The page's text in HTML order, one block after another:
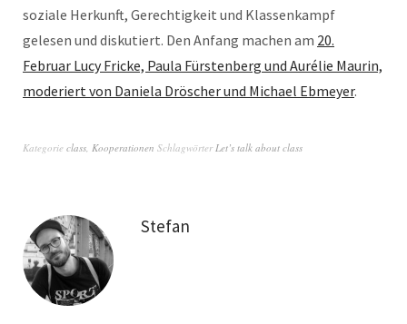
soziale Herkunft, Gerechtigkeit und Klassenkampf
gelesen und diskutiert. Den Anfang machen am 20.
Februar Lucy Fricke, Paula Fürstenberg und Aurélie Maurin,
moderiert von Daniela Dröscher und Michael Ebmeyer.
Kategorie class, Kooperationen SchlagwörterLet’s talk about class
Stefan